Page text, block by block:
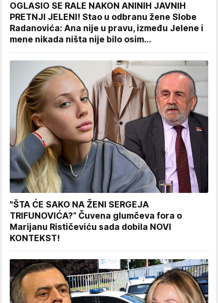
OGLASIO SE RALE NAKON ANINIH JAVNIH
PRETNJI JELENI! Stao u odbranu žene Slobe
Radanovića: Ana nije u pravu, između Jelene i
mene nikada ništa nije bilo osim...
"ŠTA ĆE SAKO NA ŽENI SERGEJA
TRIFUNOVIĆA?“ Čuvena glumčeva fora o
Marijanu Rističeviću sada dobila NOVI
KONTEKST!